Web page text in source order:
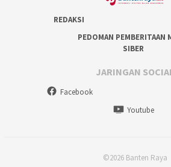
REDAKSI
PEDOMAN PEMBERITAAN
SIBER
JARINGAN
Facebook
Youtube
©2026 Banten Raya